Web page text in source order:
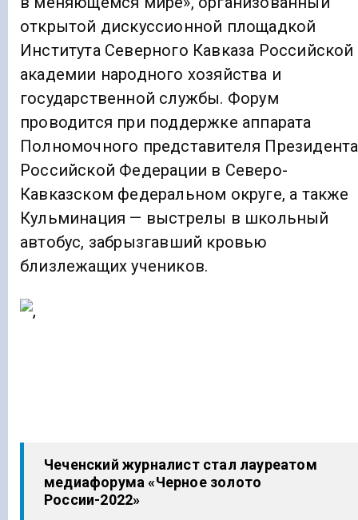
открытой дискуссионной площадкой
Института Северного Кавказа Российской
академии народного хозяйства и
государственной службы. Форум
проводится при поддержке аппарата
Полномочного представителя Президента
Российской Федерации в Северо-
Кавказском федеральном округе, а также
Кульминация — выстрелы в школьный
автобус, забрызгавший кровью
близлежащих учеников.
Чеченский журналист стал лауреатом
медиафорума «Черное золото
России-2022»